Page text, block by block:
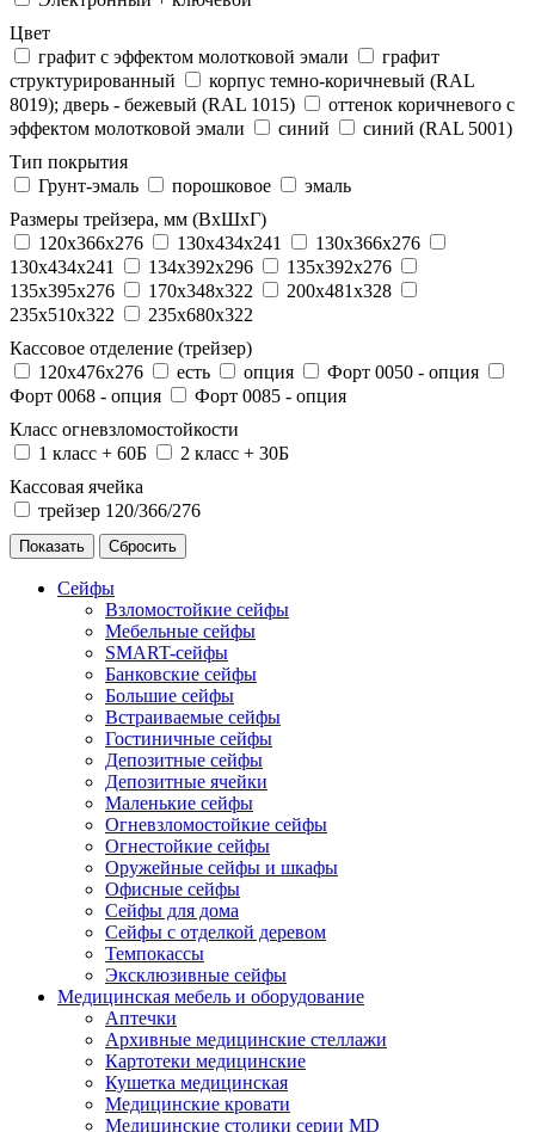
Цвет
графит с эффектом молотковой эмали
графит
структурированный
корпус темно-коричневый (RAL
8019); дверь - бежевый (RAL 1015)
оттенок коричневого с
эффектом молотковой эмали
синий
синий (RAL 5001)
Тип покрытия
Грунт-эмаль
порошковое
эмаль
Размеры трейзера, мм (ВхШхГ)
120x366x276
130x434x241
130х366х276
130х434х241
134x392x296
135x392x276
135x395x276
170x348x322
200x481x328
235x510x322
235x680x322
Кассовое отделение (трейзер)
120х476х276
есть опция
Форт 0050 - опция
Форт 0068 - опция
Форт 0085 - опция
Класс огневзломостойкости
1 класс + 60Б
2 класс + 30Б
Кассовая ячейка
трейзер 120/366/276
Сейфы
Взломостойкие сейфы
Мебельные сейфы
SMART-сейфы
Банковские сейфы
Большие сейфы
Встраиваемые сейфы
Гостиничные сейфы
Депозитные сейфы
Депозитные ячейки
Маленькие сейфы
Огневзломостойкие сейфы
Огнестойкие сейфы
Оружейные сейфы и шкафы
Офисные сейфы
Сейфы для дома
Сейфы с отделкой деревом
Темпокассы
Эксклюзивные сейфы
Медицинская мебель и оборудование
Аптечки
Архивные медицинские стеллажи
Картотеки медицинские
Кушетка медицинская
Медицинские кровати
Медицинские столики серии MD